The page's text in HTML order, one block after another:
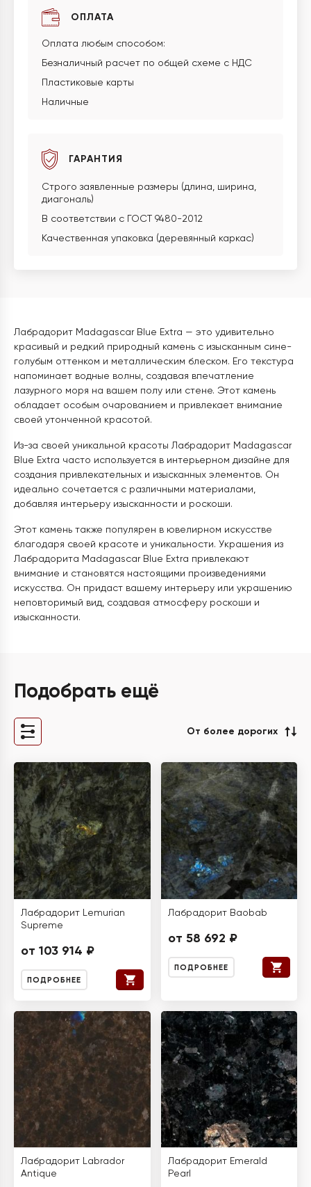
ОПЛАТА
Оплата любым способом:
Безналичный расчет по общей схеме с НДС
Пластиковые карты
Наличные
ГАРАНТИЯ
Строго заявленные размеры (длина, ширина,
диагональ)
В соответствии с ГОСТ 9480-2012
Качественная упаковка (деревянный каркас)
Лабрадорит Madagascar Blue Extra — это удивительно
красивый и редкий природный камень с изысканным сине-
голубым оттенком и металлическим блеском. Его текстура
напоминает водные волны, создавая впечатление
лазурного моря на вашем полу или стене. Этот камень
обладает особым очарованием и привлекает внимание
своей утонченной красотой.
Из-за своей уникальной красоты Лабрадорит Madagascar
Blue Extra часто используется в интерьерном дизайне для
создания привлекательных и изысканных элементов. Он
идеально сочетается с различными материалами,
добавляя интерьеру изысканности и роскоши.
Этот камень также популярен в ювелирном искусстве
благодаря своей красоте и уникальности. Украшения из
Лабрадорита Madagascar Blue Extra привлекают
внимание и становятся настоящими произведениями
искусства. Он придаст вашему интерьеру или украшению
неповторимый вид, создавая атмосферу роскоши и
изысканности.
Подобрать ещё
От более дорогих
Лабрадорит Lemurian
Supreme
от 103 914 ₽
ПОДРОБНЕЕ
Лабрадорит Baobab
от 58 692 ₽
ПОДРОБНЕЕ
Лабрадорит Labrador
Antique
Лабрадорит Emerald
Pearl